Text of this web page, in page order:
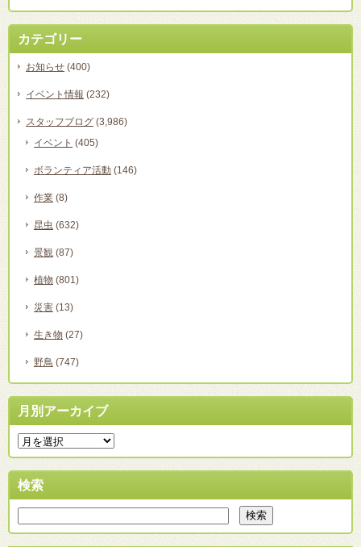
カテゴリー
お知らせ (400)
イベント情報 (232)
スタッフブログ (3,986)
イベント (405)
ボランティア活動 (146)
作業 (8)
昆虫 (632)
景観 (87)
植物 (801)
災害 (13)
生き物 (27)
野鳥 (747)
月別アーカイブ
検索